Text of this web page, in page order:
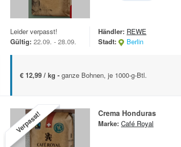
Leider verpasst!
Gültig: 22.09. - 28.09.
Händler: REWE
Stadt:
Berlin
€ 12,99 / kg - ganze Bohnen, je 1000-g-Btl.
Verpasst! Crema Honduras
Marke: Café Royal